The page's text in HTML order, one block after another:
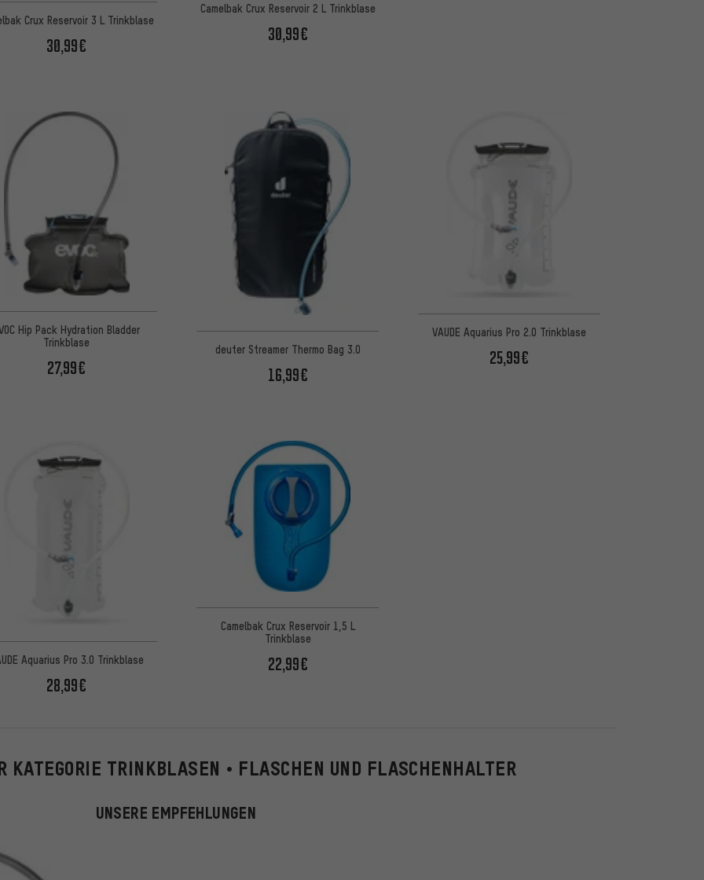
Crux Reservoir 3 L Trinkblase
30,99€
Camelbak Crux Reservoir 2 L Trinkblase
30,99€
Hip Pack Hydration Bladder
Trinkblase
27,99€
deuter Streamer Thermo Bag 3.0
16,99€
VAUDE Aquarius Pro 2.0 Trinkblase
25,99€
Aquarius Pro 3.0 Trinkblase
28,99€
Camelbak Crux Reservoir 1,5 L
Trinkblase
22,99€
KATEGORIE TRINKBLASEN • FLASCHEN UND FLASCHENHALTER
UNSERE EMPFEHLUNGEN